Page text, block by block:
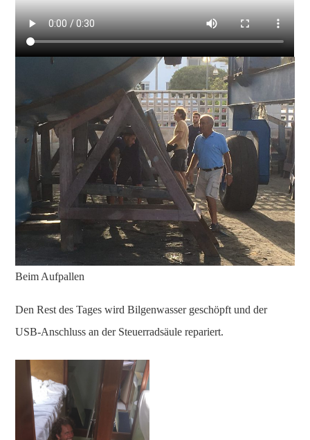
Beim Aufpallen
Den Rest des Tages wird Bilgenwasser geschöpft und der
USB-Anschluss an der Steuerradsäule repariert.